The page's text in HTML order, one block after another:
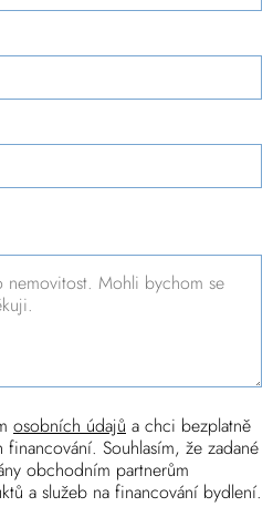
osobních údajů a chci bezplatně
Souhlasím, že zadané
obchodním partnerům
a služeb na financování bydlení.